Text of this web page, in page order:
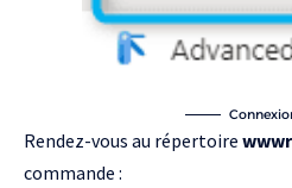
Rendez-vous au répertoire
commande :